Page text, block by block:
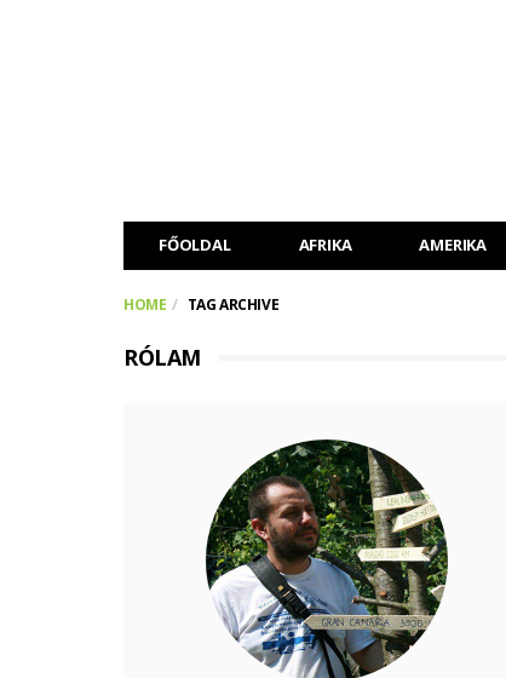
FŐOLDAL AFRIKA AMERIKA
HOME TAG ARCHIVE
RÓLAM